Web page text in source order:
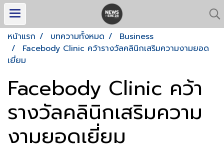
หน้าแรก บทความทั้งหมด
Business
Facebody Clinic คว้ารางวัลคลินิกเสริมความงามยอด
เยี่ยม
Facebody Clinic คว้า
รางวัลคลินิกเสริมความ
งามยอดเยี่ยม